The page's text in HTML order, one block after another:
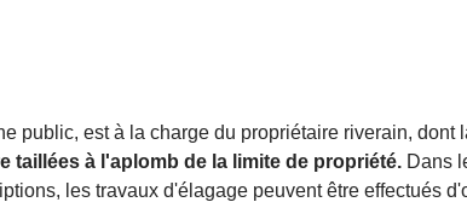
public, est à la charge du propriétaire riverain, dont
taillées à l'aplomb de la limite de propriété. Dans
les travaux d'élagage peuvent être effectués